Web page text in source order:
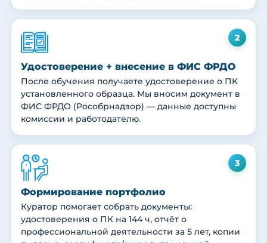
2
Удостоверение + внесение в ФИС ФРДО
После обучения получаете удостоверение о ПК
установленного образца. Мы вносим документ в
ФИС ФРДО (Рособрнадзор) — данные доступны
комиссии и работодателю.
3
Формирование портфолио
Куратор помогает собрать документы:
удостоверения о ПК на 144 ч, отчёт о
профессиональной деятельности за 5 лет, копии